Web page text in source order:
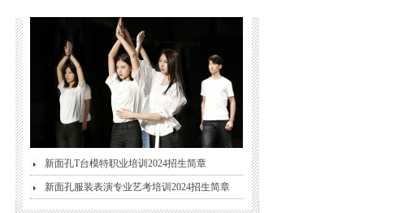
新面孔T台模特职业培训2024招生简章
新面孔服装表演专业艺考培训2024招生简章